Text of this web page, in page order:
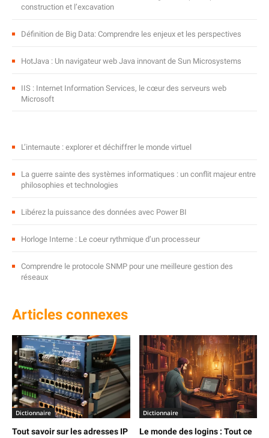
construction et l’excavation
Définition de Big Data: Comprendre les enjeux et les perspectives
HotJava : Un navigateur web Java innovant de Sun Microsystems
IIS : Internet Information Services, le cœur des serveurs web
Microsoft
L’internaute : explorer et déchiffrer le monde virtuel
La guerre sainte des systèmes informatiques : un conflit majeur entre
philosophies et technologies
Libérez la puissance des données avec Power BI
Horloge Interne : Le coeur rythmique d’un processeur
Comprendre le protocole SNMP pour une meilleure gestion des
réseaux
Articles connexes
Dictionnaire
Tout savoir sur les adresses IP
Dictionnaire
Le monde des logins : Tout ce